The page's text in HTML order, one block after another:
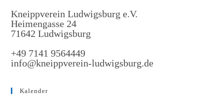
Kneippverein Ludwigsburg e.V.
Heimengasse 24
71642 Ludwigsburg
+49 7141 9564449
info@kneippverein-ludwigsburg.de
Kalender